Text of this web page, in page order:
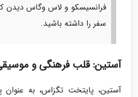
فرانسیسکو و لاس وگاس دیدن
سفر را داشته باشید.
آستین: قلب فرهنگی و
آستین، پایتخت تگزاس، به